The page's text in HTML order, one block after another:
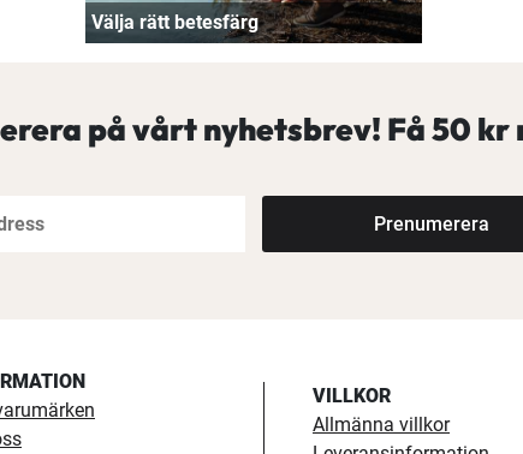
Välja rätt betesfärg
på vårt nyhetsbrev! Få50 kr
Prenumerera
VILLKOR
Allmänna villkor